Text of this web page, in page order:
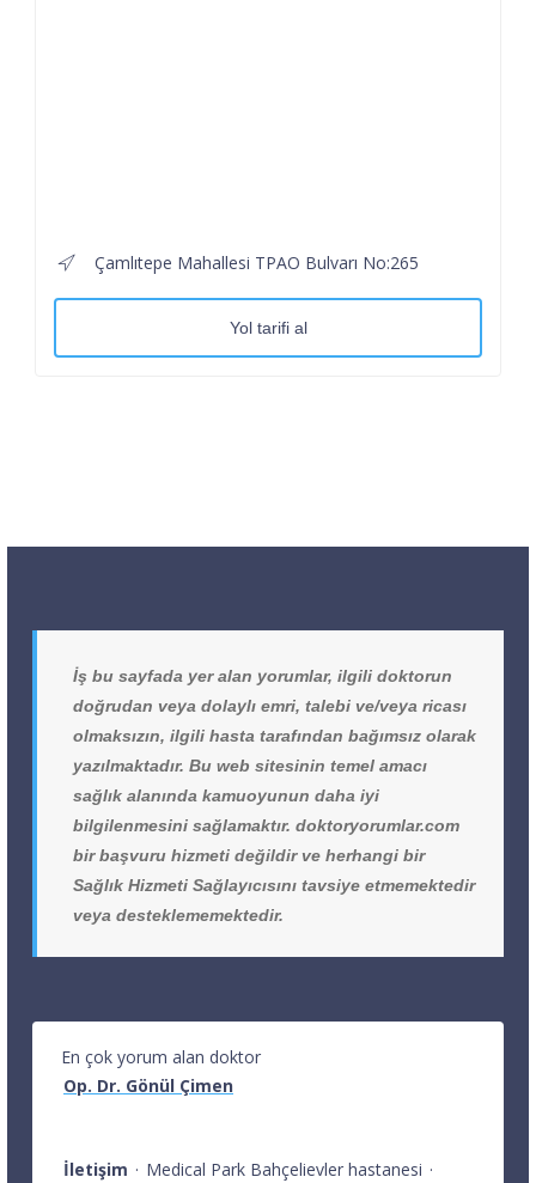
Çamlıtepe Mahallesi TPAO Bulvarı No:265
Yol tarifi al
İş bu sayfada yer alan yorumlar, ilgili doktorun
doğrudan veya dolaylı emri, talebi ve/veya ricası
olmaksızın, ilgili hasta tarafından bağımsız olarak
yazılmaktadır. Bu web sitesinin temel amacı
sağlık alanında kamuoyunun daha iyi
bilgilenmesini sağlamaktır. doktoryorumlar.com
bir başvuru hizmeti değildir ve herhangi bir
Sağlık Hizmeti Sağlayıcısını tavsiye etmemektedir
veya desteklememektedir.
En çok yorum alan doktor
Op. Dr. Gönül Çimen
İletişim · Medical Park Bahçelievler hastanesi ·